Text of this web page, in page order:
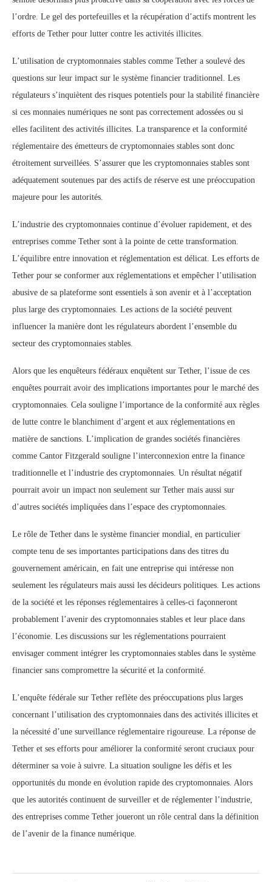
l’ordre. Le gel des portefeuilles et la récupération d’actifs montrent les
efforts de Tether pour lutter contre les activités illicites.
L’utilisation de cryptomonnaies stables comme Tether a soulevé des
questions sur leur impact sur le système financier traditionnel. Les
régulateurs s’inquiètent des risques potentiels pour la stabilité financière
si ces monnaies numériques ne sont pas correctement adossées ou si
elles facilitent des activités illicites. La transparence et la conformité
réglementaire des émetteurs de cryptomonnaies stables sont donc
étroitement surveillées. S’assurer que les cryptomonnaies stables sont
adéquatement soutenues par des actifs de réserve est une préoccupation
majeure pour les autorités.
L’industrie des cryptomonnaies continue d’évoluer rapidement, et des
entreprises comme Tether sont à la pointe de cette transformation.
L’équilibre entre innovation et réglementation est délicat. Les efforts de
Tether pour se conformer aux réglementations et empêcher l’utilisation
abusive de sa plateforme sont essentiels à son avenir et à l’acceptation
plus large des cryptomonnaies. Les actions de la société peuvent
influencer la manière dont les régulateurs abordent l’ensemble du
secteur des cryptomonnaies stables.
Alors que les enquêteurs fédéraux enquêtent sur Tether, l’issue de ces
enquêtes pourrait avoir des implications importantes pour le marché des
cryptomonnaies. Cela souligne l’importance de la conformité aux règles
de lutte contre le blanchiment d’argent et aux réglementations en
matière de sanctions. L’implication de grandes sociétés financières
comme Cantor Fitzgerald souligne l’interconnexion entre la finance
traditionnelle et l’industrie des cryptomonnaies. Un résultat négatif
pourrait avoir un impact non seulement sur Tether mais aussi sur
d’autres sociétés impliquées dans l’espace des cryptomonnaies.
Le rôle de Tether dans le système financier mondial, en particulier
compte tenu de ses importantes participations dans des titres du
gouvernement américain, en fait une entreprise qui intéresse non
seulement les régulateurs mais aussi les décideurs politiques. Les actions
de la société et les réponses réglementaires à celles-ci façonneront
probablement l’avenir des cryptomonnaies stables et leur place dans
l’économie. Les discussions sur les réglementations pourraient
envisager comment intégrer les cryptomonnaies stables dans le système
financier sans compromettre la sécurité et la conformité.
L’enquête fédérale sur Tether reflète des préoccupations plus larges
concernant l’utilisation des cryptomonnaies dans des activités illicites et
la nécessité d’une surveillance réglementaire rigoureuse. La réponse de
Tether et ses efforts pour améliorer la conformité seront cruciaux pour
déterminer sa voie à suivre. La situation souligne les défis et les
opportunités du monde en évolution rapide des cryptomonnaies. Alors
que les autorités continuent de surveiller et de réglementer l’industrie,
des entreprises comme Tether joueront un rôle central dans la définition
de l’avenir de la finance numérique.